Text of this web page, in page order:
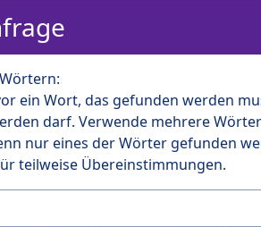
ein Wort, das gefunden werden
darf. Verwende mehrere
nur eines der Wörter gefunden
teilweise Übereinstimmungen.